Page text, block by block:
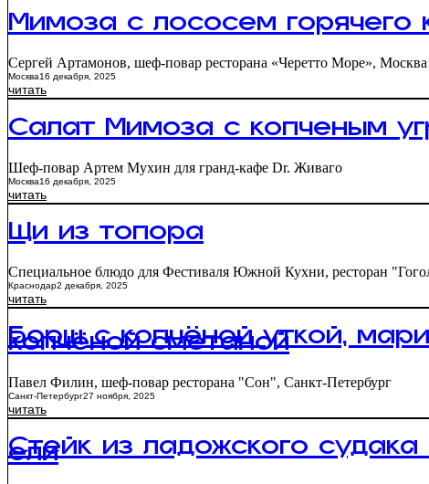
Мимоза с лососем горячего
Сергей Артамонов, шеф-повар ресторана «Черетто Море», Москва
Москва16 декабря, 2025
читать
Салат Мимоза с копченым
Шеф-повар Артем Мухин для гранд-кафе Dr. Живаго
Москва16 декабря, 2025
читать
Щи из топора
Специальное блюдо для Фестиваля Южной Кухни, ресторан
Краснодар2 декабря, 2025
читать
Борщ с копчёной уткой,
копчёной сметаной
Павел Филин, шеф-повар ресторана "Сон", Санкт-Петербург
Санкт-Петербург27 ноября, 2025
читать
Стейк из ладожского
ели